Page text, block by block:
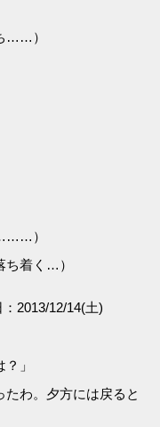
……）
）
ち着く…）
2013/12/14(土)
」
わ。夕方には戻ると